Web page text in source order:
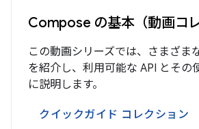
Compose の基本（動画コ
この動画シリーズでは、さまざま
を紹介し、利用可能な API とその
に説明します。
クイックガイド コレクション